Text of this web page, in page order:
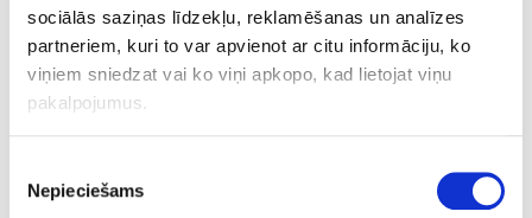
sociālās saziņas līdzekļu, reklamēšanas un analīzes
partneriem, kuri to var apvienot ar citu informāciju, ko
viņiem sniedzat vai ko viņi apkopo, kad lietojat viņu
pakalpojumus.
izvēle
Nepieciešams
Drošības datu lapa
Tehnisko datu lapa
Uzdot jautājumu